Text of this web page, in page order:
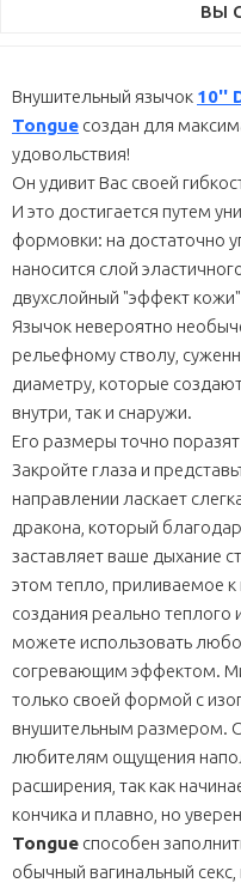
ВЫ
Внушительный язычок 10''
Tongue создан для
удовольствия!
Он удивит Вас своей
И это достигается путем
формовки: на достаточно
наносится слой
двухслойный "эффект
Язычок невероятно
рельефному стволу,
диаметру, которые
внутри, так и снаружи.
Его размеры точно поразят
Закройте глаза и
направлении ласкает
дракона, который
заставляет ваше дыхание
этом тепло, приливаемое
создания реально
можете использовать
согревающим эффектом.
только своей формой с
внушительным размером.
любителям ощущения
расширения, так как
кончика и плавно, но
Tongue способен
обычный вагинальный секс,